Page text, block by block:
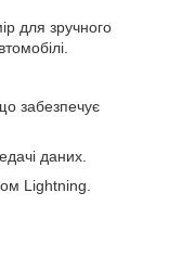
для зручного
забезпечує
даних.
Lightning.